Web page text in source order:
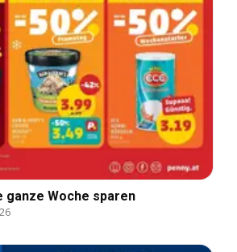
ganze Woche sparen